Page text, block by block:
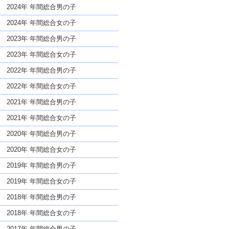
名前であっても奇抜すぎない
2024年 年間総合男の子
2024年 年間総合女の子
2023年 年間総合男の子
2023年 年間総合女の子
2022年 年間総合男の子
2022年 年間総合女の子
2021年 年間総合男の子
2021年 年間総合女の子
2020年 年間総合男の子
2020年 年間総合女の子
2019年 年間総合男の子
2019年 年間総合女の子
2018年 年間総合男の子
2018年 年間総合女の子